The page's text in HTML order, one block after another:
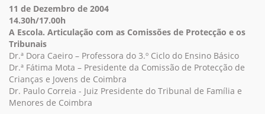
11 de Dezembro de 2004
14.30h/17.00h
A Escola. Articulação com as Comissões de Protecção e os
Tribunais
Dr.ª Dora Caeiro – Professora do 3.º Ciclo do Ensino Básico
Dr.ª Fátima Mota – Presidente da Comissão de Protecção de
Crianças e Jovens de Coimbra
Dr. Paulo Correia - Juiz Presidente do Tribunal de Família e
Menores de Coimbra